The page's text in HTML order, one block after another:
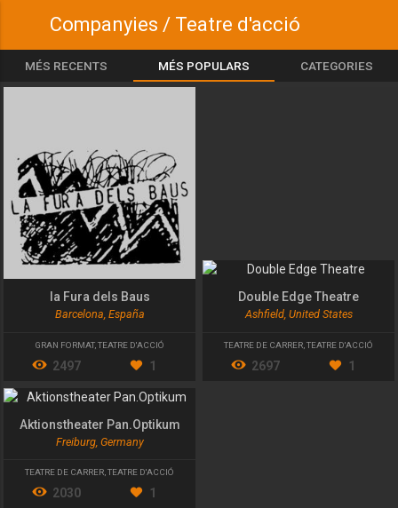
Companyies / Teatre d'acció
MÉS RECENTS MÉS POPULARS CATEGORIES
la Fura dels Baus
Barcelona, España
GRAN FORMAT, TEATRE D'ACCIÓ
2497 1
Double Edge Theatre
Ashfield, United States
TEATRE DE CARRER TEATRE D'ACCIÓ
2697 1
Aktionstheater Pan.Optikum
Freiburg, Germany
TEATRE DE CARRER,TEATRE D'ACCIÓ
2030 1